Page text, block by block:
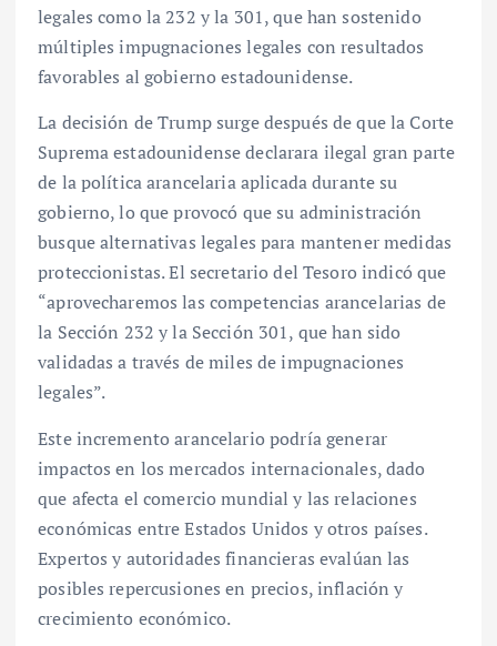
legales como la 232 y la 301, que han sostenido
múltiples impugnaciones legales con resultados
favorables al gobierno estadounidense.
La decisión de Trump surge después de que la Corte
Suprema estadounidense declarara ilegal gran parte
de la política arancelaria aplicada durante su
gobierno, lo que provocó que su administración
busque alternativas legales para mantener medidas
proteccionistas. El secretario del Tesoro indicó que
“aprovecharemos las competencias arancelarias de
la Sección 232 y la Sección 301, que han sido
validadas a través de miles de impugnaciones
legales”.
Este incremento arancelario podría generar
impactos en los mercados internacionales, dado
que afecta el comercio mundial y las relaciones
económicas entre Estados Unidos y otros países.
Expertos y autoridades financieras evalúan las
posibles repercusiones en precios, inflación y
crecimiento económico.